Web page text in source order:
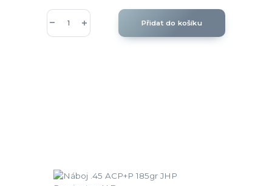
Přidat do košíku